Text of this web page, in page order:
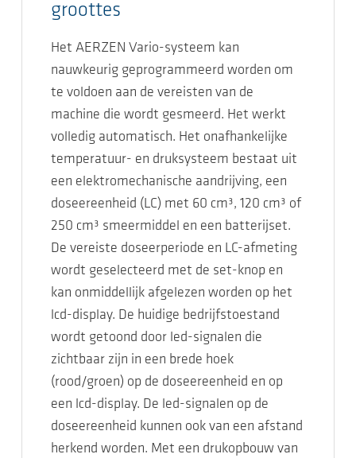
groottes
Het AERZEN Vario-systeem kan
nauwkeurig geprogrammeerd worden om
te voldoen aan de vereisten van de
machine die wordt gesmeerd. Het werkt
volledig automatisch. Het onafhankelijke
temperatuur- en druksysteem bestaat uit
een elektromechanische aandrijving, een
doseereenheid (LC) met 60 cm³, 120 cm³ of
250 cm³ smeermiddel en een batterijset.
De vereiste doseerperiode en LC-afmeting
wordt geselecteerd met de set-knop en
kan onmiddellijk afgelezen worden op het
lcd-display. De huidige bedrijfstoestand
wordt getoond door led-signalen die
zichtbaar zijn in een brede hoek
(rood/groen) op de doseereenheid en op
een lcd-display. De led-signalen op de
doseereenheid kunnen ook van een afstand
herkend worden. Met een drukopbouw van